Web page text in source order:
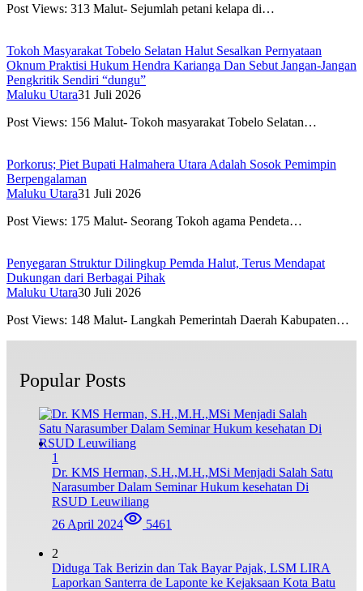
Post Views: 313 Malut- Sejumlah petani kelapa di…
Tokoh Masyarakat Tobelo Selatan Halut Sesalkan Pernyataan
Oknum Praktisi Hukum Hendra Karianga Dan Sebut Jangan-Jangan
Pengkritik Sendiri “dungu”
Maluku Utara31 Juli 2026
Post Views: 156 Malut- Tokoh masyarakat Tobelo Selatan…
Porkorus; Piet Bupati Halmahera Utara Adalah Sosok Pemimpin
Berpengalaman
Maluku Utara31 Juli 2026
Post Views: 175 Malut- Seorang Tokoh agama Pendeta…
Penyegaran Struktur Dilingkup Pemda Halut, Terus Mendapat
Dukungan dari Berbagai Pihak
Maluku Utara30 Juli 2026
Post Views: 148 Malut- Langkah Pemerintah Daerah Kabupaten…
Popular Posts
1
Dr. KMS Herman, S.H.,M.H.,MSi Menjadi Salah Satu
Narasumber Dalam Seminar Hukum kesehatan Di
RSUD Leuwiliang
26 April 2024
5461
2
Diduga Tak Berizin dan Tak Bayar Pajak, LSM LIRA
Laporkan Santerra de Laponte ke Kejaksaan Kota Batu